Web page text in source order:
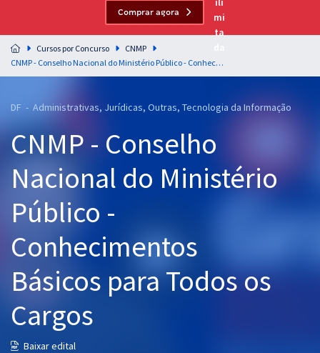
Residências Multiprofissionais
Preparação completa e intensiva para as principais
residências em saúde do Brasil
Cursos 20% OFF
Pós
Graduação
OAB
Mentorias
Questões grátis
Comprar agora
Cursos por Concurso
CNMP
CNMP - Conselho Nacional do Ministério Público - Conhecimentos Básicos para Todos os Cargos
DF - Administrativas, Jurídicas, Outras, Tecnologia da Informação
CNMP - Conselho
Nacional do Ministério
Público -
Conhecimentos
Básicos para Todos os
Cargos
Baixar edital